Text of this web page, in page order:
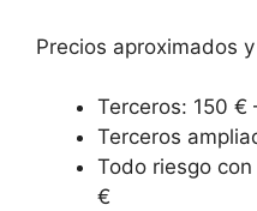
Precios aproximados
Terceros: 150 €
Terceros
Todo riesgo
€